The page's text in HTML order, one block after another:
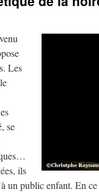
Les
se
ils
un public enfant. En